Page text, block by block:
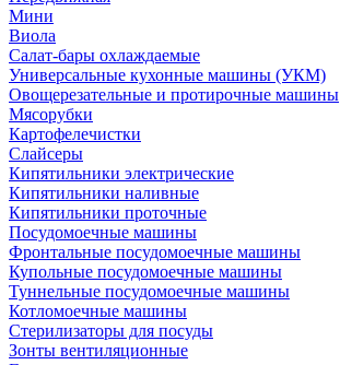
Мини
Виола
Салат-бары охлаждаемые
Универсальные кухонные машины (УКМ)
Овощерезательные и протирочные машины
Мясорубки
Картофелечистки
Слайсеры
Кипятильники электрические
Кипятильники наливные
Кипятильники проточные
Посудомоечные машины
Фронтальные посудомоечные машины
Купольные посудомоечные машины
Туннельные посудомоечные машины
Котломоечные машины
Стерилизаторы для посуды
Зонты вентиляционные